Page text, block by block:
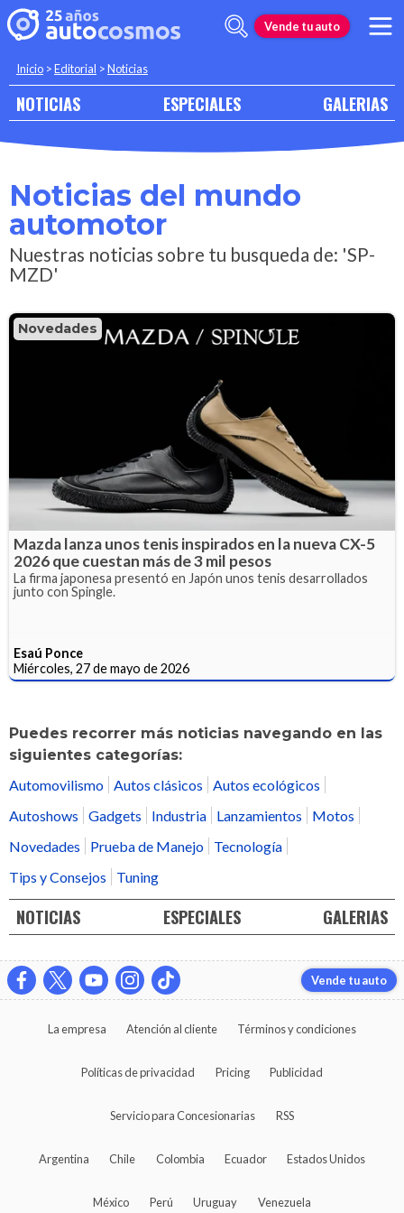
Vende tu auto
Inicio >Editorial >Noticias
NOTICIAS ESPECIALES GALERIAS
Noticias del mundo
automotor
Nuestras noticias sobre tu busqueda de: 'SP-
MZD'
Novedades
Mazda lanza unos tenis inspirados en la nueva CX-5
2026 que cuestan más de 3 mil pesos
La firma japonesa presentó en Japón unos tenis desarrollados
junto con Spingle.
Esaú Ponce
Miércoles, 27 de mayo de 2026
Puedes recorrer más noticias navegando en las
siguientes categorías:
Automovilismo Autos clásicos
Autos ecológicos
Autoshows
Gadgets Industria Lanzamientos
Motos
Novedades
Prueba de Manejo
Tecnología
Tips y Consejos
Tuning
NOTICIAS ESPECIALES GALERIAS
Vende tu auto
La empresa Atención al cliente Términos y condiciones
Políticas de privacidad Pricing Publicidad
Servicio para Concesionarias RSS
Argentina Chile Colombia Ecuador Estados Unidos
México Perú Uruguay Venezuela